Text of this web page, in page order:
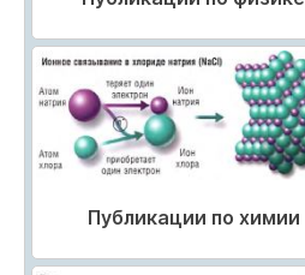
Публикации по химии